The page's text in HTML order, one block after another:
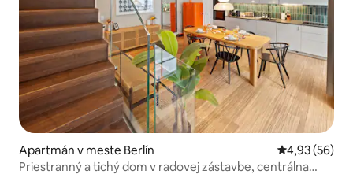
Apartmán v meste Berlín Priemerné
4,93 (56)
Priestranný a tichý dom v radovej zástavbe, centrálna